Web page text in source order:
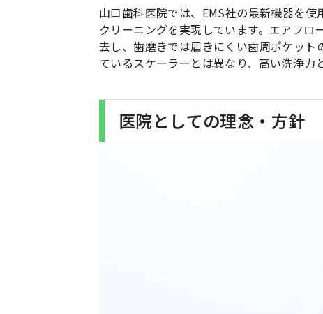
山口歯科医院では、EMS社の最新機器を
クリーニングを実現しています。エアフ
去し、歯磨きでは届きにくい歯周ポケッ
ているスケーラーとは異なり、高い洗浄力
医院としての理念・方針